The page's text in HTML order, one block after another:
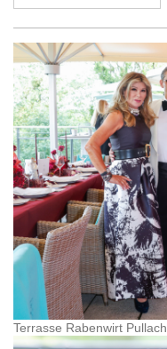
Terrasse Rabenwirt Pullach